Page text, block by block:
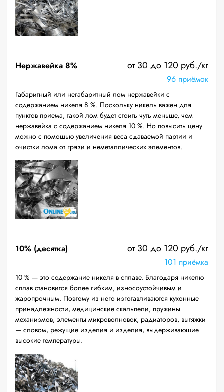
Нержавейка 8% от 30 до 120 руб./кг
96 приёмок
Габаритный или негабаритный лом нержавейки с
содержанием никеля 8 %. Поскольку никель важен для
пунктов приема, такой лом будет стоить чуть меньше, чем
нержавейка с содержанием никеля 10 %. Но повысить цену
можно с помощью увеличения веса сдаваемой партии и
очистки лома от грязи и неметаллических элементов.
10% (десятка) от 30 до 120 руб./кг
101 приёмка
10 % — это содержание никеля в сплаве. Благодаря никелю
сплав становится более гибким, износоустойчивым и
жаропрочным. Поэтому из него изготавливаются кухонные
принадлежности, медицинские скальпели, пружины
механизмов, элементы микроволновок, радиаторов, вытяжки
— словом, режущие изделия и изделия, выдерживающие
высокие температуры.